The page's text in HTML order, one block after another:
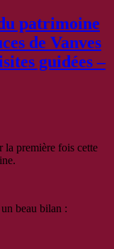
patrimoine
de Vanves
guidées –
la première fois cette
beau bilan :